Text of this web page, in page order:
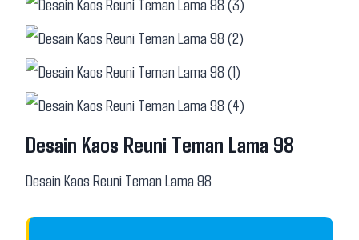
Desain Kaos Reuni Teman Lama 98
Desain Kaos Reuni Teman Lama 98